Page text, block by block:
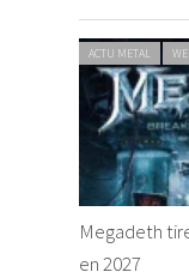
ACTU METAL
Megadeth
en 2027